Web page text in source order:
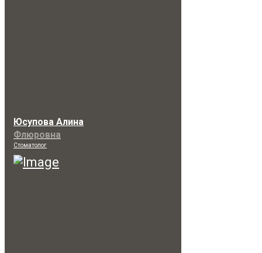
Юсупова Алина
Флюровна
Стоматолог